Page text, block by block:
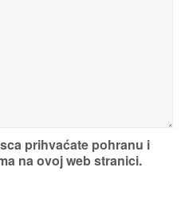
prihvaćate pohranu i
na ovoj web stranici.